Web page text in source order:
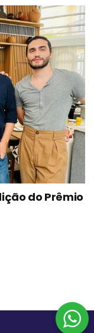
do Prêmio